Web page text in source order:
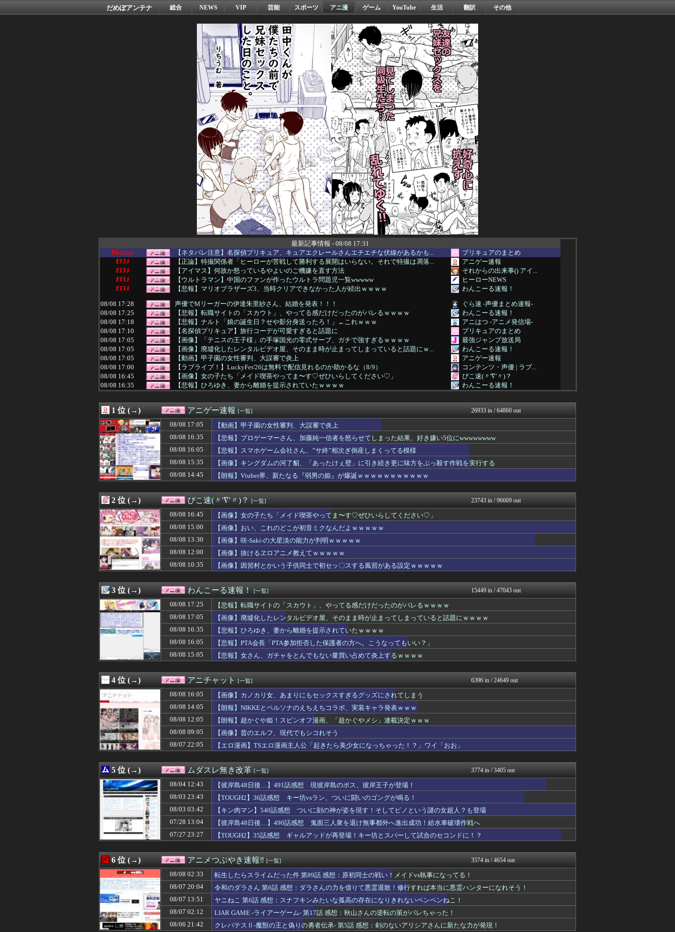
だめぽアンテナ 総合 NEWS VIP 芸能 スポーツ アニ漫 ゲーム YouTube 生活 翻訳 その他
最新記事情報 - 08/08 17:31
PickUp!
【ネタバレ注意】名探偵プリキュア、キュアエクレールさんエチエチな伏線があるかも...
プリキュアのまとめ
ｵﾇﾇﾒ
【正論】特撮関係者「ヒーローが苦戦して勝利する展開はいらない。それで特撮は凋落...
アニゲー速報
ｵﾇﾇﾒ
【アイマス】何故か怒っているやよいのご機嫌を直す方法
それからの出来事() アイ...
ｵﾇﾇﾒ
【ウルトラマン】中国のファンが作ったウルトラ問題児一覧wwwww
ヒーローNEWS
ｵﾇﾇﾒ
【悲報】マリオブラザーズ3、当時クリアできなかった人が続出ｗｗｗｗ
わんこーる速報！
08/08 17:28
声優でMリーガーの伊達朱里紗さん、結婚を発表！！！
ぐら速 -声優まとめ速報-
08/08 17:25
【悲報】転職サイトの「スカウト」、やってる感だけだったのがバレるｗｗｗｗ
わんこーる速報！
08/08 17:18
【悲報】ナルト「娘の誕生日？せや影分身送ったろ！」←これｗｗｗ
アニはつ -アニメ発信場-
08/08 17:10
【名探偵プリキュア】旅行コーデが可愛すぎると話題に
プリキュアのまとめ
08/08 17:05
【画像】「テニスの王子様」の手塚国光の零式サーブ、ガチで強すぎるｗｗｗｗ
最強ジャンプ放送局
08/08 17:05
【画像】廃墟化したレンタルビデオ屋、そのまま時が止まってしまっていると話題にｗ...
わんこーる速報！
08/08 17:05
【動画】甲子園の女性審判、大誤審で炎上
アニゲー速報
08/08 17:00
【ラブライブ！】LuckyFes'26は無料で配信見れるのか助かるな（8/9）
コンテンツ・声優 | ラブ...
08/08 16:45
【画像】女の子たち「メイド喫茶やってま〜す♡ぜひいらしてください♡」
ぴこ速(〃'∇'〃)？
08/08 16:35
【悲報】ひろゆき、妻から離婚を提示されていたｗｗｗｗ
わんこーる速報！
08/08 16:29
【朗報】原作者・尾田栄一郎「ワンピヒロインズ娘に見せたら反応良っ！！女心掴みま...
漫画まとめ速報
08/08 16:19
【エヴァンゲリオン】ロボ道「エヴァンゲリオン弐号機（TVシリーズVer.）」ア...
fig速
08/08 16:10
映画『8番出口』が金曜ロードショーで地上波初放送決定！！8月28日！！
08/08 16:07
【議論】長文タイトルはダサい？
異世界転生まとめ速報
08/08 16:05
【画像】カノカリ女、あまりにもセックスすぎるグッズにされてしまう
アニチャット
08/08 16:05
【悲報】スマホゲーム会社さん、”サ終”相次ぎ倒産しまくってる模様
08/08 16:05
【悲報】PTA会長「PTA参加拒否した保護者の方へ。こうなってもいい？」
わんこーる速報！
08/08 16:02
※【ガンダムX】ロアビィがエアマスター、ウィッツがレオパルドに乗っていたら
GUNDAM.LOG｜ガン...
08/08 16:00
『トリコ』が天下取れなかった理由
08/08 15:48
ＦＦ史上最高傑作は？ニワカ「4！」馬鹿「8やね」陰キャ「7だろ？」←これｗｗｗ
アニはつ -アニメ発信場-
08/08 15:35
【画像】キングダムの河了貂、「あったけぇ壁」に引き続き更に味方をぶっ殺す作戦を...
アニゲー速報
08/08 15:31
『片田舎のおっさん、剣聖になる』【驚愕】最近おっさん主人公が流行りまくってる理...
08/08 15:29
今週の咲-Saki-、役満炸裂で大荒れ
漫画まとめ速報
08/08 15:12
【仮面ライダー電王】ウラタロス、嘘つきだけど意外と常識人寄りだよね
08/08 15:05
【悲報】女さん、ガチャをとんでもない量買い占めて炎上するｗｗｗｗ
08/08 15:05
「BLEACH」のユーハバッハって、今見返すとあんま『全知全能』感ないよな・・...
最強ジャンプ放送局
08/08 15:00
【画像】おい、これのどこが初音ミクなんだよｗｗｗｗｗ
ぴこ速(〃'∇'〃)？
08/08 15:00
【MARVEL Tōkon: Fighting Souls】ドクタードゥームの...
08/08 14:53
【名探偵プリキュア】28話先行カット くれあさんシフト大変そう…【たんプリ】
プリキュアのまとめ
08/08 14:45
【朗報】Vtuber界、新たなる『弱男の姫』が爆誕ｗｗｗｗｗｗｗｗｗｗｗ
アニゲー速報
08/08 14:35
【悲報】ワイ、徹夜で同人ｴﾛｹﾞをやったけど満足できず
08/08 14:32
【画像】お尻ゲームのキャラ、もうただのデブwwwwwwwwwww
異世界転生まとめ速報
08/08 14:29
【悲報】範馬勇次郎さん、挑んできたモブキャラをとんでもない目に合わせてしまう
漫画まとめ速報
08/08 14:25
【Horizon】MODEROID「スロータースパイン」プラモデル【本日発売】
08/08 14:18
【悲報】デスノートの夜神月さん、ぶっちゃけガチで正しかったｗｗｗｗ
アニはつ -アニメ発信場-
【驚愕】名作『HUNTER×HUNTER』凄い事に気付いたｗｗｗｗ「ハンターハ...
デジタルニューススレッド
08/08 14:05
【朗報】NIKKEとペルソナのえちえちコラボ、実装キャラ発表ｗｗｗ
08/08 14:02
【ガンダムBD Re:RISE】もう6年前の作品ってマジか！
GUNDAM.LOG｜ガン...
08/08 14:00
【ラブライブ！】俺はこの衣装の再現を諦めてないぞ【蓮ノ空】
コンテンツ・声優 | ラブ...
08/08 14:00
ドラクエのゼシカとかいう人気キャラwww
08/08 13:45
【炎上】38歳の現役格闘家さん「批判覚悟で言います。19歳の彼女と結婚しました...
アニゲー速報
08/08 13:35
【速報】ウマ娘声優さん、結婚ｗｗｗｗｗｗｗｗ
08/08 13:30
【画像】咲-Saki-の大星淡の能力が判明ｗｗｗｗｗ
08/08 13:29
デジモンがここにきて過去最高益、2000年のアニメ放送当時を上回る
08/08 13:05
【悲報】坂口杏里を家に住ませてあげた結果ｗｗｗｗ
わんこーる速報！
08/08 13:00
【ラブライブ！】【画像】く´━━`ゝく´━━`ゝ【蓮ノ空】
08/08 12:47
漫画ゲームアニメで史上最低の後付けってなに？
異世界転生まとめ速報
08/08 12:45
【朗報】声優、なんかAIに勝ちそう。「声も「人格の象徴」明記、法務省」
アニゲー速報
08/08 12:45
【画像】お尻系ゲームのキャラ、流石に太すぎるｗｗｗｗ
08/08 12:33
ホビーサクラ「真の点P 私服Ver.」美少女フィギュア【予約開始】
fig速
08/08 12:29
【朗報】トリコのオンラインくじ、開催
漫画まとめ速報
08/08 12:15
【衝撃動画】トラック事故で車がミンチになった男性、とんでもない姿で発見される…...
デジタルニューススレッド
08/08 12:12
【スターウォーズ】グローグーって寿命を全うするならあと900年ぐらい生きるんだ...
ヒーローNEWS
08/08 12:05
【朗報】超かぐや姫！スピンオフ漫画、「超かぐやメシ」連載決定ｗｗｗ
アニチャット
大人気声優・岡咲美保ちゃんに寄せられた″お祝イイ！！コメント”一覧ｗｗｗｗ
おたくみくす 声優まとめ
08/08 12:03
「ついに夏フェスの季節だね。伝説の島、巨大な氷、眠る財宝……心躍る要素が目白押...
08/08 12:02
【ヤニねこ】薬物中毒のヤクねこの末路が心配でならない・・・
最強ジャンプ放送局
08/08 12:02
※「強くてニューゲーム」なハサウェイがやりそうな事は？
GUNDAM.LOG｜ガン...
08/08 12:00
【プッチーのお引っ越し】ウルトラマンテオ 第６話 感想まとめ
ヒーローNEWS
08/08 12:00
【ラブライブ！】【悲報】この９連休、ラブライブイベントなし…？？
コンテンツ・声優 | ラブ...
08/08 12:00
ジャンプが最も売れた1995年新年3・4合併号に載ってる作品リストｗｗｗｗｗ
08/08 12:00
【画像】抜けるヱロアニメ教えてｗｗｗｗｗ
08/08 12:00
【画像】『みいちゃんと山田さん』作者さん、お気持ちイラストを公開
あぁ^～こころがぴょんぴょ...
08/08 12:00
【アイマス】何故か怒っているやよいのご機嫌を直す方法
それからの出来事() アイ...
1 位 (→) アニゲー速報 [一覧] 26933 in / 64860 out
08/08 17:05
【動画】甲子園の女性審判、大誤審で炎上
08/08 16:35
【悲報】プロゲーマーさん、加藤純一信者を怒らせてしまった結果、好き嫌い5位にwwwwwwww
08/08 16:05
【悲報】スマホゲーム会社さん、”サ終”相次ぎ倒産しまくってる模様
08/08 15:35
【画像】キングダムの河了貂、「あったけぇ壁」に引き続き更に味方をぶっ殺す作戦を実行する
08/08 14:45
【朗報】Vtuber界、新たなる『弱男の姫』が爆誕ｗｗｗｗｗｗｗｗｗｗｗ
2 位 (→) ぴこ速(〃'∇'〃)？ [一覧] 23743 in / 96669 out
08/08 16:45
【画像】女の子たち「メイド喫茶やってま〜す♡ぜひいらしてください♡」
08/08 15:00
【画像】おい、これのどこが初音ミクなんだよｗｗｗｗｗ
08/08 13:30
【画像】咲-Saki-の大星淡の能力が判明ｗｗｗｗｗ
08/08 12:00
【画像】抜けるヱロアニメ教えてｗｗｗｗｗ
08/08 10:35
【画像】因習村とかいう子供同士で初セッ〇スする風習がある設定ｗｗｗｗｗ
3 位 (→) わんこーる速報！ [一覧] 15449 in / 47043 out
08/08 17:25
【悲報】転職サイトの「スカウト」、やってる感だけだったのがバレるｗｗｗｗ
08/08 17:05
【画像】廃墟化したレンタルビデオ屋、そのまま時が止まってしまっていると話題にｗｗｗｗ
08/08 16:35
【悲報】ひろゆき、妻から離婚を提示されていたｗｗｗｗ
08/08 16:05
【悲報】PTA会長「PTA参加拒否した保護者の方へ。こうなってもいい？」
08/08 15:05
【悲報】女さん、ガチャをとんでもない量買い占めて炎上するｗｗｗｗ
4 位 (→) アニチャット [一覧] 6396 in / 24649 out
08/08 16:05
【画像】カノカリ女、あまりにもセックスすぎるグッズにされてしまう
08/08 14:05
【朗報】NIKKEとペルソナのえちえちコラボ、実装キャラ発表ｗｗｗ
08/08 12:05
【朗報】超かぐや姫！スピンオフ漫画、「超かぐやメシ」連載決定ｗｗｗ
08/08 09:05
【画像】昔のエルフ、現代でもシコれそう
08/07 22:05
【エロ漫画】TSエロ漫画主人公「起きたら美少女になっちゃった！？」ワイ「おお」
5 位 (→) ムダスレ無き改革 [一覧] 3774 in / 3405 out
08/04 12:43
【彼岸島48日後…】491話感想 現彼岸島のボス、彼岸王子が登場！
08/03 23:43
【TOUGH2】36話感想 キー坊vsラン、ついに闘いのゴングが鳴る！
08/03 03:42
【キン肉マン】540話感想 ついに刻の神が姿を現す！そしてピノという謎の女超人？も登場
07/28 13:04
【彼岸島48日後…】490話感想 鬼面三人衆を退け無事都外へ進出成功！給水車破壊作戦へ
07/27 23:27
【TOUGH2】35話感想 ギャルアッドが再登場！キー坊とスパーして試合のセコンドに！？
6 位 (→) アニメつぶやき速報‼︎ [一覧] 3574 in / 4654 out
08/08 02:33
転生したらスライムだった件 第89話 感想：原初同士の戦い！メイドvs執事になってる！
08/07 20:04
令和のダラさん 第6話 感想：ダラさんの力を借りて悪霊退散！修行すれば本当に悪霊ハンターになれそう！
08/07 13:51
ヤニねこ 第6話 感想：スナフキンみたいな孤高の存在になりきれないペンペンねこ！
08/07 02:12
LIAR GAME -ライアーゲーム- 第17話 感想：秋山さんの逆転の策がバレちゃった！
08/06 21:42
クレバテスⅡ-魔獣の王と偽りの勇者伝承- 第5話 感想：剣のないアリシアさんに新たな力が発現！